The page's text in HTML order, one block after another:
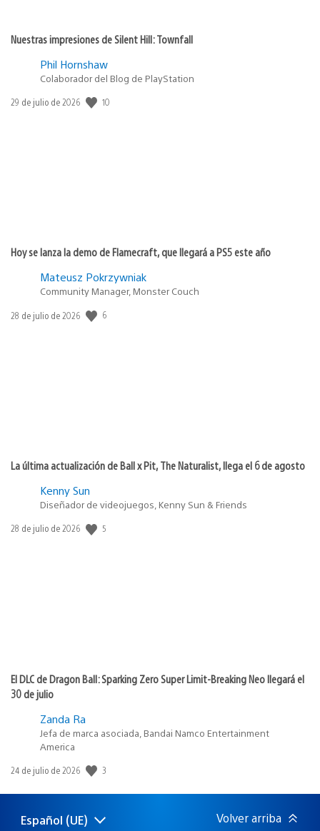
Nuestras impresiones de Silent Hill: Townfall
Phil Hornshaw
Colaborador del Blog de PlayStation
Fecha
29 de julio de 2026 10
Hoy se lanza la demo de Flamecraft, que llegará a PS5 este año
Mateusz Pokrzywniak
Community Manager, Monster Couch
Fecha
28 de julio de 2026 6
La última actualización de Ball x Pit, The Naturalist, llega el 6 de agosto
Kenny Sun
Diseñador de videojuegos, Kenny Sun & Friends
Fecha
28 de julio de 2026 5
El DLC de Dragon Ball: Sparking Zero Super Limit-Breaking Neo llegará el
30 de julio
Zanda Ra
Jefa de marca asociada, Bandai Namco Entertainment
America
Fecha
publicación:
24 de julio de 2026 3
Selecciona
Región
Español (UE) Volver arriba